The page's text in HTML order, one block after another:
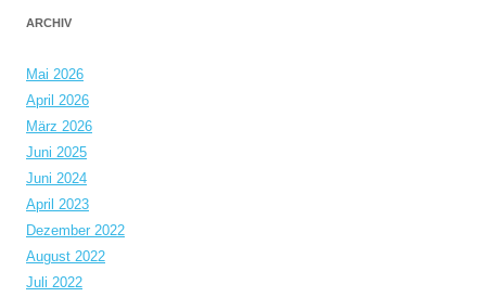
ARCHIV
Mai 2026
April 2026
März 2026
Juni 2025
Juni 2024
April 2023
Dezember 2022
August 2022
Juli 2022